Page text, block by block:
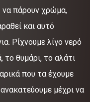
να πάρουν χρώμα,
και αυτό
Ρίχνουμε λίγο νερό
θυμάρι, το αλάτι
που τα έχουμε
μέχρι να